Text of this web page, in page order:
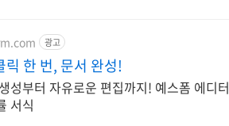
광고
릭 한 번, 문서 완성!
성부터 자유로운 편집까지! 예스폼 에디
서식